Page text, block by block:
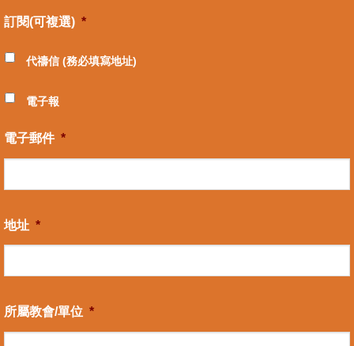
訂閱(可複選) *
代禱信 (務必填寫地址)
電子報
電子郵件 *
地址 *
所屬教會/單位 *